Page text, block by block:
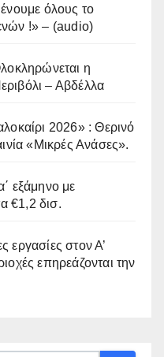
όλους το
!» – (audio)
η
– Αβδέλλα
2026» : Θερινό
«Μικρές Ανάσες».
εξάμηνο με
€1,2 δισ.
εργασίες στον Α’
επηρεάζονται την